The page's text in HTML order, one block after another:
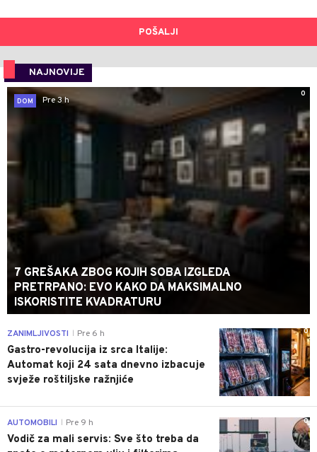
POŠALJI
NAJNOVIJE
0
DOM
Pre 3 h
7 GREŠAKA ZBOG KOJIH SOBA IZGLEDA
PRETRPANO: EVO KAKO DA MAKSIMALNO
ISKORISTITE KVADRATURU
0
ZANIMLJIVOSTI Pre 6 h
Gastro-revolucija iz srca Italije:
Automat koji 24 sata dnevno izbacuje
svježe roštiljske ražnjiće
0
AUTOMOBILI Pre 9 h
Vodič za mali servis: Sve što treba da